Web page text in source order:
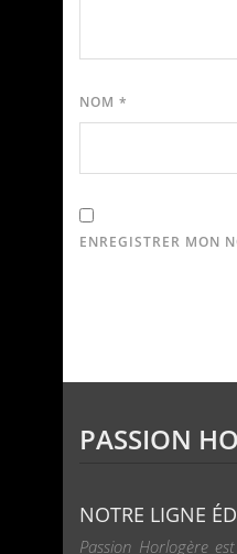
NOM *
ENREGISTRER MON
PASSION
NOTRE LIGNE
Passion Horlogère